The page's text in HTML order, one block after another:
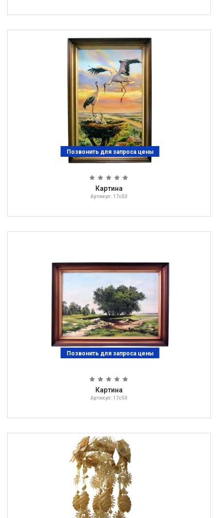
Картина
Артикул: 17с50
Позвонить для запроса цены
Картина
Артикул: 17с50
Позвонить для запроса цены